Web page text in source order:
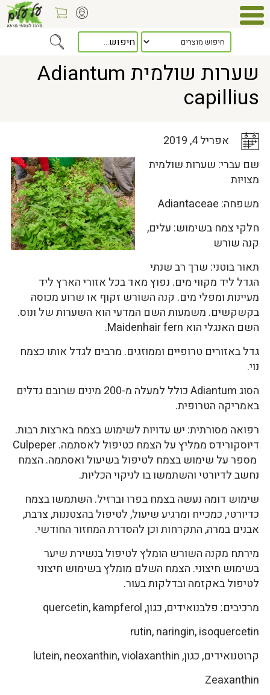
כלל המאמרים> שערות שולמית Adiantum capillius
שערות שולמית Adiantum
capillius
אפריל 4, 2019
שם עברי: שערות שולמית
מצויות
משפחה: Adiantaceae
חלקי צמח בשימוש: עלים,
קנה שורש
תאור בוטני: שרך רב שנתי
הגדל ליד מקווי מים. נפוץ מאד בכל אזורי הארץ ליד
מעיינות ומפלי מים. קנה השורש זקוף או שרוע מכוסה
בקשקשים. משמעות השם המדעי הוא השערות של ונוס.
השם האנגלי הוא Maidenhair fern.
גדל באזורים טרופיים וממוזגים. מרבים לגדל אותו כצמח
נוי.
הסוג Adiantum כולל למעלה מ-200 מינים שרובם גדלים
באמריקה הטרופית.
רפואה מסורתית: יש עדויות לשימוש בצמח בארצות רבות.
דיוסקורידס ממליץ על הצמח כטיפול לאסתמה. Culpeper
מספר על שימוש בצמח לטיפול בשיעול ואסתמה. הצמח
נחשב לדיורטי והשתמשו בו לניקוי הכליות.
שימוש דומה נעשה בצמח בפרו וברזיל. השתמשו בצמח
כדיורטי, כמכייח ומרגיע שיעול, לטיפול בהצטננות, צרבת,
אבנים במרה, התקרחות וכן להסדרת המחזור החודשי.
מירתח מקנה השורש הומלץ לטיפול בנשירת שיער
בשימוש חיצוני. הצמח השלם מומלץ בשימוש חיצוני
לטיפול באקזמה ובדלקות בעור.
מרכיבים: פלבנואידים, כגון, quercetin, kampferol
rutin, naringin, isoquercetin
קרוטנואידים, כגון, lutein, neoxanthin, violaxanthin
Zeaxanthin